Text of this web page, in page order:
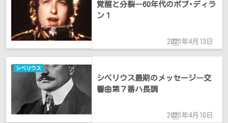
2021年4月13日
覚醒と分裂―60年代のボブ･ディラ
ン１
2021年4月10日
シベリウス
シベリウス最期のメッセージ―交
響曲第７番ハ長調